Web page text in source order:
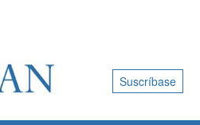
Suscríbase